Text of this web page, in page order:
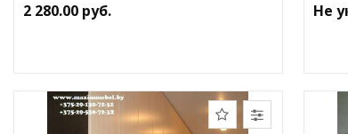
2 280.00 руб. Не